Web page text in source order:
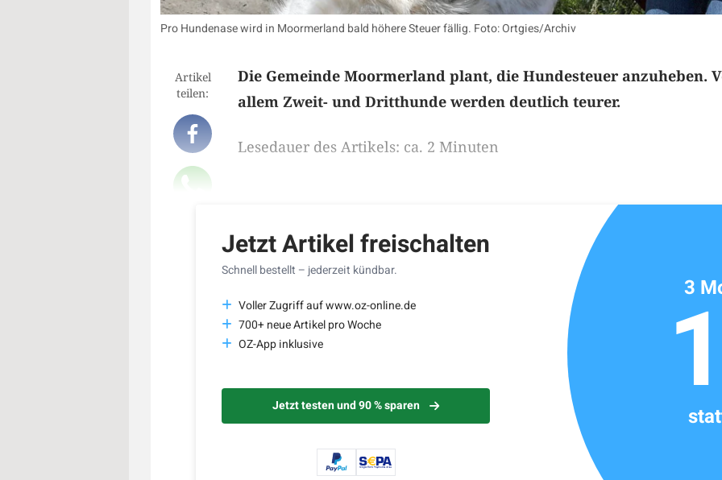
Pro Hundenase wird in Moormerland bald höhere Steuer fällig. Foto: Ortgies/Archiv
Artikel
teilen:
Die Gemeinde Moormerland plant, die Hundesteuer anzuheben.
allem Zweit- und Dritthunde werden deutlich teurer.
Lesedauer des Artikels: ca. 2 Minuten
Jetzt Artikel freischalten
Schnell bestellt – jederzeit kündbar.
Voller Zugriff auf www.oz-online.de
700+ neue Artikel pro Woche
OZ-App inklusive
Jetzt testen und 90 % sparen
3